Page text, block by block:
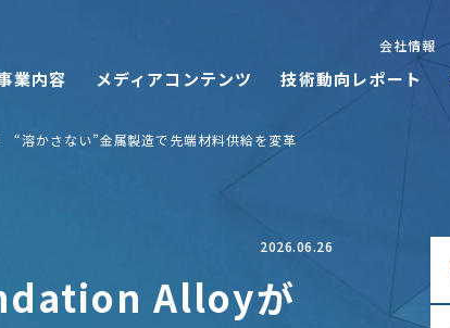
業内容 メディアコンテンツ 技術動向レポート
会社情報
かさない”金属製造で先端材料供給を変革
2026.06.26
Alloyが